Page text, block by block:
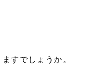
すでしょうか。